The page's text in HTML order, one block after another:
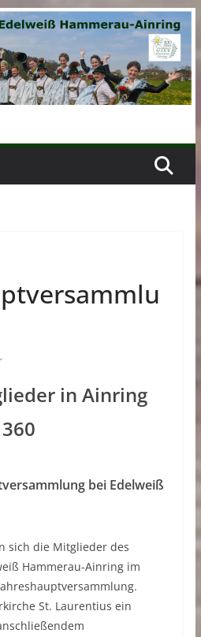
in Ainring
bei Edelweiß
sich die Mitglieder des
Hammerau-Ainring im
St. Laurentius ein